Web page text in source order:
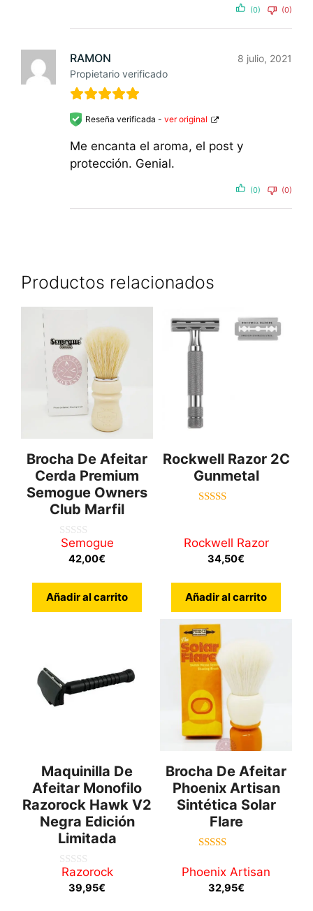
(0) (0)
RAMON
Propietario verificado
8 julio, 2021
Reseña verificada - ver original
Me encanta el aroma, el post y
protección. Genial.
(0) (0)
Productos relacionados
Brocha De Afeitar
Cerda Premium
Semogue Owners
Club Marfil
0
Semogue
42,00€
Añadir al carrito
Rockwell Razor 2C
Gunmetal
Rockwell Razor
34,50€
Añadir al carrito
Maquinilla De
Afeitar Monofilo
Razorock Hawk V2
Negra Edición
Limitada
0
Razorock
39,95€
Brocha De Afeitar
Phoenix Artisan
Sintética Solar
Flare
de 5
Phoenix Artisan
32,95€